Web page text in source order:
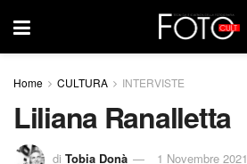
Home CULTURA INTERVISTE
Liliana Ranalletta
di Tobia Donà 1 Novembre 2021